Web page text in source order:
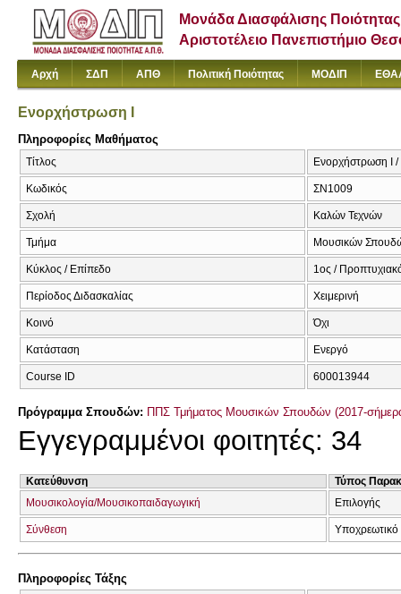
Μονάδα Διασφάλισης Ποιότητας
Αριστοτέλειο Πανεπιστήμιο
Αρχή ΣΔΠ ΑΠΘ Πολιτική Ποιότητας ΜΟΔΙΠ
Ενορχήστρωση Ι
Πληροφορίες Μαθήματος
Τίτλος Ενορχήστρωση Ι
Κωδικός ΣΝ1009
Σχολή Καλών Τεχνών
Τμήμα Μουσικών
Κύκλος / Επίπεδο 1ος /
Περίοδος Διδασκαλίας Χειμερινή
Κοινό Όχι
Κατάσταση Ενεργό
Course ID 600013944
Πρόγραμμα Σπουδών: ΠΠΣ Τμήματος Μουσικών Σπουδών (2017-
Εγγεγραμμένοι φοιτητές: 34
Κατεύθυνση
Τύπος
Μουσικολογία/Μουσικοπαιδαγωγική
Επιλογής
Σύνθεση
Πληροφορίες Τάξης